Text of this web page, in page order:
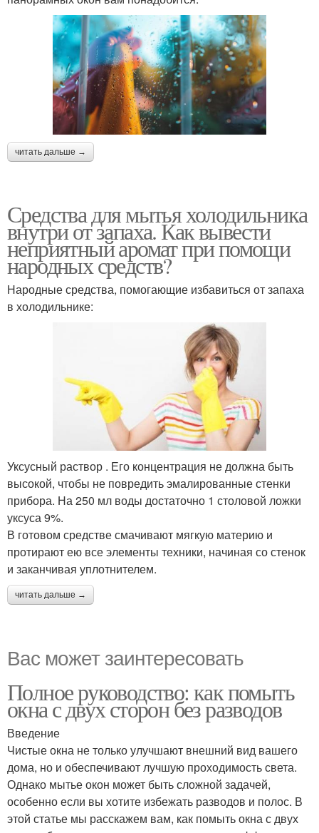
читать дальше →
Средства для мытья холодильника
внутри от запаха. Как вывести
неприятный аромат при помощи
народных средств?
Народные средства, помогающие избавиться от запаха
в холодильнике:
Уксусный раствор . Его концентрация не должна быть
высокой, чтобы не повредить эмалированные стенки
прибора. На 250 мл воды достаточно 1 столовой ложки
уксуса 9%.
В готовом средстве смачивают мягкую материю и
протирают ею все элементы техники, начиная со стенок
и заканчивая уплотнителем.
читать дальше →
Вас может заинтересовать
Полное руководство: как помыть
окна с двух сторон без разводов
Введение
Чистые окна не только улучшают внешний вид вашего
дома, но и обеспечивают лучшую проходимость света.
Однако мытье окон может быть сложной задачей,
особенно если вы хотите избежать разводов и полос. В
этой статье мы расскажем вам, как помыть окна с двух